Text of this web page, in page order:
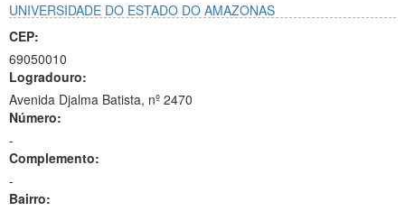
UNIVERSIDADE DO ESTADO DO AMAZONAS
CEP:
69050010
Logradouro:
Avenida Djalma Batista, nº 2470
Número:
-
Complemento:
-
Bairro: